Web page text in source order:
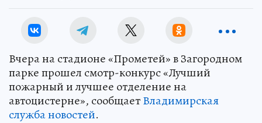
Вчера на стадионе «Прометей» в Загородном
парке прошел смотр-конкурс «Лучший
пожарный и лучшее отделение на
автоцистерне», сообщаетВладимирская
служба новостей.